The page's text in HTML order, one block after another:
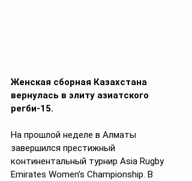
Женская сборная Казахстана
вернулась в элиту азиатского
регби-15.
На прошлой неделе в Алматы
завершился престижный
континентальный турнир Asia Rugby
Emirates Women’s Championship. В